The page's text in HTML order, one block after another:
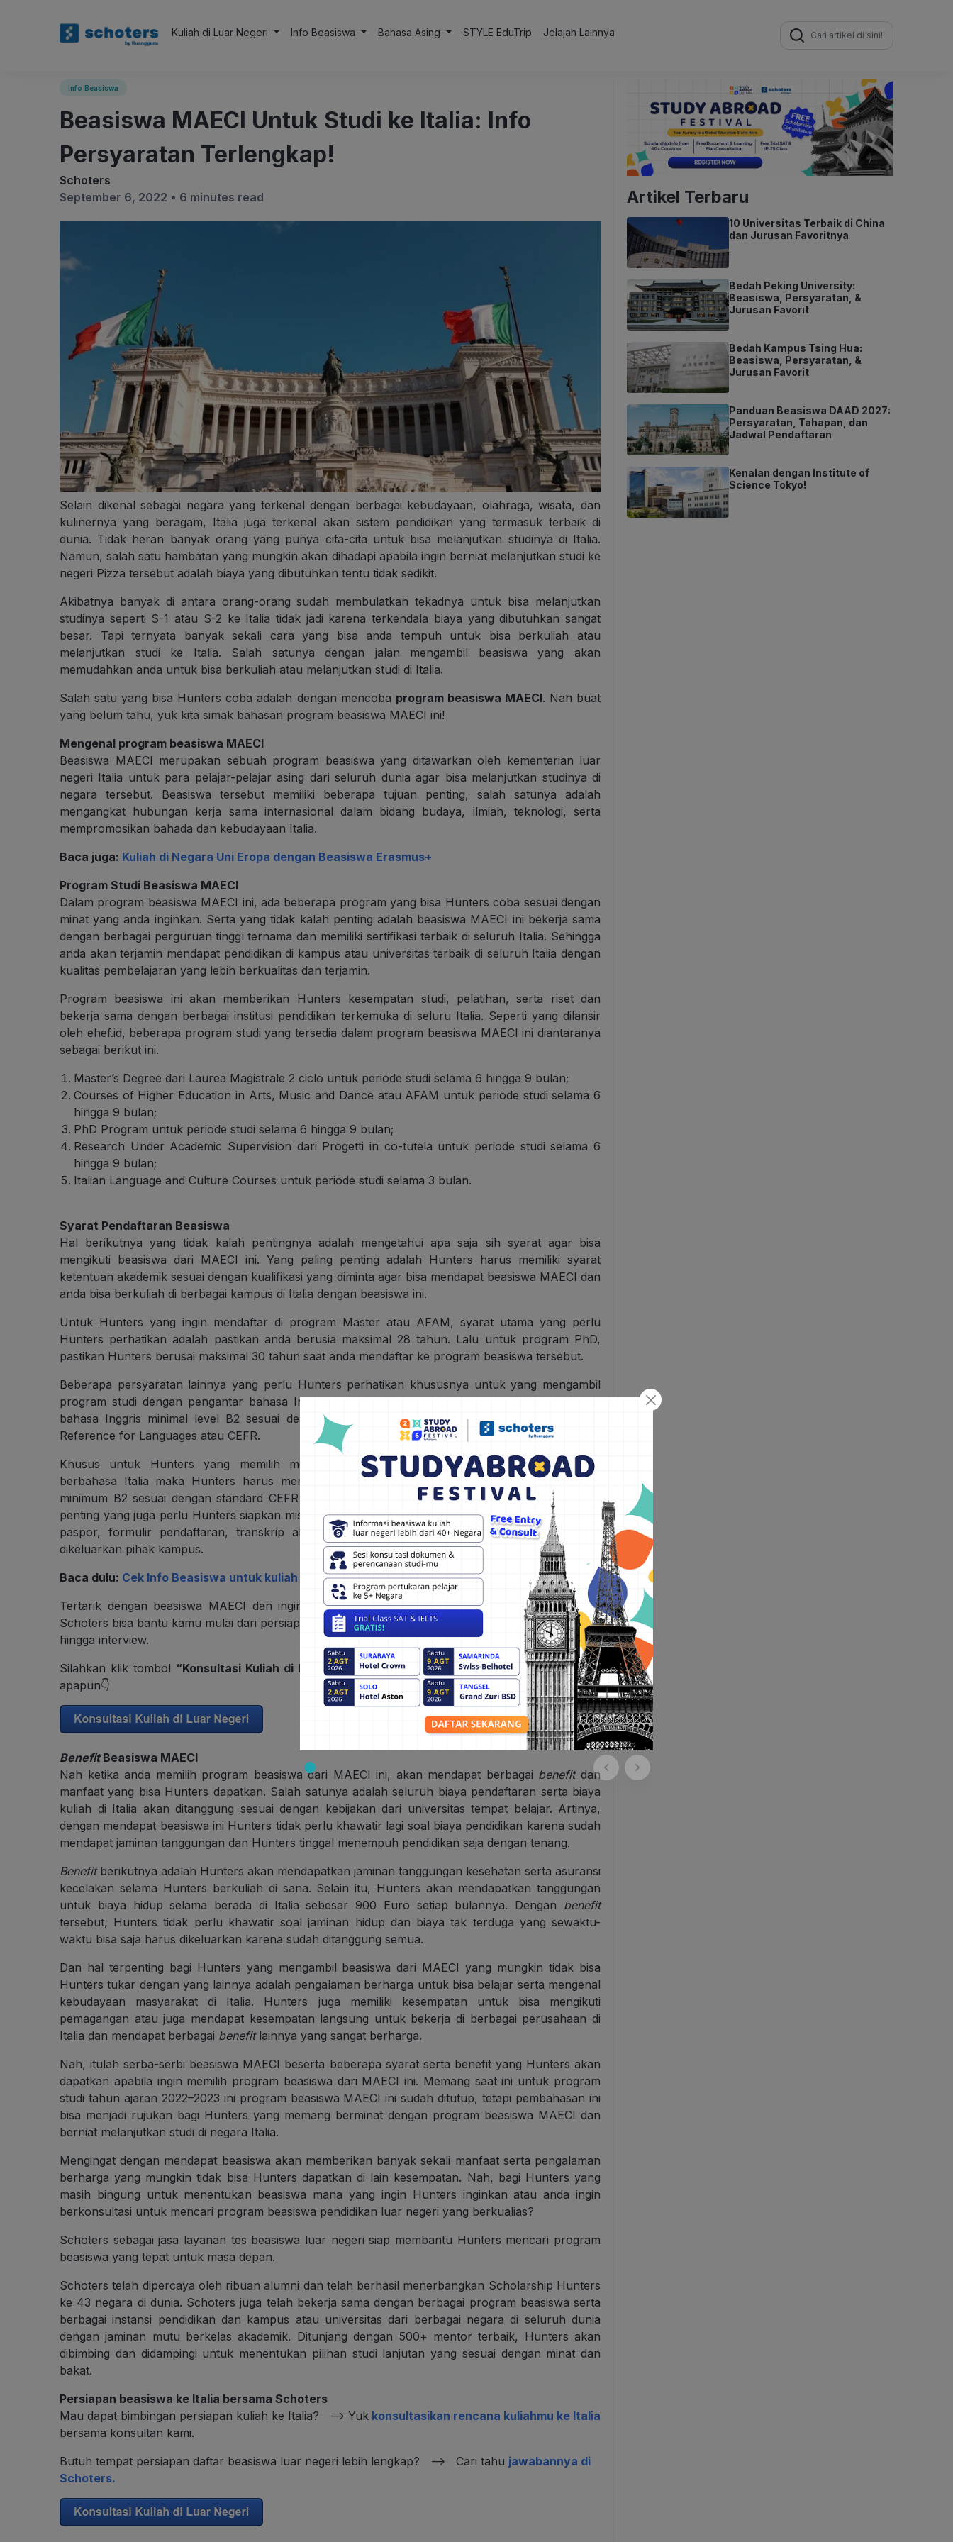
Kuliah di Luar Negeri Info Beasiswa Bahasa Asing STYLE EduTrip Jelajah Lainnya
Search
for:
Info Beasiswa
Beasiswa MAECI Untuk Studi ke Italia: Info
Persyaratan Terlengkap!
Schoters
September 6, 2022 • 6 minutes read
Selain dikenal sebagai negara yang terkenal dengan berbagai kebudayaan, olahraga, wisata, dan
kulinernya yang beragam, Italia juga terkenal akan sistem pendidikan yang termasuk terbaik di
dunia. Tidak heran banyak orang yang punya cita-cita untuk bisa melanjutkan studinya di Italia.
Namun, salah satu hambatan yang mungkin akan dihadapi apabila ingin berniat melanjutkan studi ke
negeri Pizza tersebut adalah biaya yang dibutuhkan tentu tidak sedikit.
Akibatnya banyak di antara orang-orang sudah membulatkan tekadnya untuk bisa melanjutkan
studinya seperti S-1 atau S-2 ke Italia tidak jadi karena terkendala biaya yang dibutuhkan sangat
besar. Tapi ternyata banyak sekali cara yang bisa anda tempuh untuk bisa berkuliah atau
melanjutkan studi ke Italia. Salah satunya dengan jalan mengambil beasiswa yang akan
memudahkan anda untuk bisa berkuliah atau melanjutkan studi di Italia.
Salah satu yang bisa Hunters coba adalah dengan mencoba program beasiswa MAECI. Nah buat
yang belum tahu, yuk kita simak bahasan program beasiswa MAECI ini!
Mengenal program beasiswa MAECI
Beasiswa MAECI merupakan sebuah program beasiswa yang ditawarkan oleh kementerian luar
negeri Italia untuk para pelajar-pelajar asing dari seluruh dunia agar bisa melanjutkan studinya di
negara tersebut. Beasiswa tersebut memiliki beberapa tujuan penting, salah satunya adalah
mengangkat hubungan kerja sama internasional dalam bidang budaya, ilmiah, teknologi, serta
mempromosikan bahada dan kebudayaan Italia.
Baca juga: Kuliah di Negara Uni Eropa dengan Beasiswa Erasmus+
Program Studi Beasiswa MAECI
Dalam program beasiswa MAECI ini, ada beberapa program yang bisa Hunters coba sesuai dengan
minat yang anda inginkan. Serta yang tidak kalah penting adalah beasiswa MAECI ini bekerja sama
dengan berbagai perguruan tinggi ternama dan memiliki sertifikasi terbaik di seluruh Italia. Sehingga
anda akan terjamin mendapat pendidikan di kampus atau universitas terbaik di seluruh Italia dengan
kualitas pembelajaran yang lebih berkualitas dan terjamin.
Program beasiswa ini akan memberikan Hunters kesempatan studi, pelatihan, serta riset dan
bekerja sama dengan berbagai institusi pendidikan terkemuka di seluru Italia. Seperti yang dilansir
oleh ehef.id, beberapa program studi yang tersedia dalam program beasiswa MAECI ini diantaranya
sebagai berikut ini.
Master’s Degree dari Laurea Magistrale 2 ciclo untuk periode studi selama 6 hingga 9 bulan;
Courses of Higher Education in Arts, Music and Dance atau AFAM untuk periode studi selama 6
hingga 9 bulan;
PhD Program untuk periode studi selama 6 hingga 9 bulan;
Research Under Academic Supervision dari Progetti in co-tutela untuk periode studi selama 6
hingga 9 bulan;
Italian Language and Culture Courses untuk periode studi selama 3 bulan.
Syarat Pendaftaran Beasiswa
Hal berikutnya yang tidak kalah pentingnya adalah mengetahui apa saja sih syarat agar bisa
mengikuti beasiswa dari MAECI ini. Yang paling penting adalah Hunters harus memiliki syarat
ketentuan akademik sesuai dengan kualifikasi yang diminta agar bisa mendapat beasiswa MAECI dan
anda bisa berkuliah di berbagai kampus di Italia dengan beasiswa ini.
Untuk Hunters yang ingin mendaftar di program Master atau AFAM, syarat utama yang perlu
Hunters perhatikan adalah pastikan anda berusia maksimal 28 tahun. Lalu untuk program PhD,
pastikan Hunters berusai maksimal 30 tahun saat anda mendaftar ke program beasiswa tersebut.
Beberapa persyaratan lainnya yang perlu Hunters perhatikan khususnya untuk yang mengambil
program studi dengan pengantar bahasa Inggris maka Hunters harus menyertakan sertifikat tes
bahasa Inggris minimal level B2 sesuai dengan standar dari Common European Framework of
Reference for Languages atau CEFR.
Khusus untuk Hunters yang memilih mengambil program studi dengan bahasa pengantar
berbahasa Italia maka Hunters harus menyertakan sertifikat tes berbahasa Italia dengan level
minimum B2 sesuai dengan standard CEFR yang sudah ditetapkan. Selain itu beberapa dokumen
penting yang juga perlu Hunters siapkan misalnya seperti Recommendation Letter dari kampus S-1,
paspor, formulir pendaftaran, transkrip akademik, surat persetujuan, serta ijazah resmi yang
dikeluarkan pihak kampus.
Baca dulu: Cek Info Beasiswa untuk kuliah jenjang PhD di Italia
Tertarik dengan beasiswa MAECI dan ingin berkonsultasi lebih lanjut dengan konsultan expert?
Schoters bisa bantu kamu mulai dari persiapan memilih universitas, beasiswa, persyaratan dokumen
hingga interview.
Silahkan klik tombol “Konsultasi Kuliah di Luar Negeri” di bawah ini dan kamu bisa bebas tanya
apapun👇
BenefitBeasiswa MAECI
Nah ketika anda memilih program beasiswa dari MAECI ini, akan mendapat berbagai benefitdan
manfaat yang bisa Hunters dapatkan. Salah satunya adalah seluruh biaya pendaftaran serta biaya
kuliah di Italia akan ditanggung sesuai dengan kebijakan dari universitas tempat belajar. Artinya,
dengan mendapat beasiswa ini Hunters tidak perlu khawatir lagi soal biaya pendidikan karena sudah
mendapat jaminan tanggungan dan Hunters tinggal menempuh pendidikan saja dengan tenang.
Benefitberikutnya adalah Hunters akan mendapatkan jaminan tanggungan kesehatan serta asuransi
kecelakan selama Hunters berkuliah di sana. Selain itu, Hunters akan mendapatkan tanggungan
untuk biaya hidup selama berada di Italia sebesar 900 Euro setiap bulannya. Dengan benefit
tersebut, Hunters tidak perlu khawatir soal jaminan hidup dan biaya tak terduga yang sewaktu-
waktu bisa saja harus dikeluarkan karena sudah ditanggung semua.
Dan hal terpenting bagi Hunters yang mengambil beasiswa dari MAECI yang mungkin tidak bisa
Hunters tukar dengan yang lainnya adalah pengalaman berharga untuk bisa belajar serta mengenal
kebudayaan masyarakat di Italia. Hunters juga memiliki kesempatan untuk bisa mengikuti
pemagangan atau juga mendapat kesempatan langsung untuk bekerja di berbagai perusahaan di
Italia dan mendapat berbagai benefitlainnya yang sangat berharga.
Nah, itulah serba-serbi beasiswa MAECI beserta beberapa syarat serta benefit yang Hunters akan
dapatkan apabila ingin memilih program beasiswa dari MAECI ini. Memang saat ini untuk program
studi tahun ajaran 2022–2023 ini program beasiswa MAECI ini sudah ditutup, tetapi pembahasan ini
bisa menjadi rujukan bagi Hunters yang memang berminat dengan program beasiswa MAECI dan
berniat melanjutkan studi di negara Italia.
Mengingat dengan mendapat beasiswa akan memberikan banyak sekali manfaat serta pengalaman
berharga yang mungkin tidak bisa Hunters dapatkan di lain kesempatan. Nah, bagi Hunters yang
masih bingung untuk menentukan beasiswa mana yang ingin Hunters inginkan atau anda ingin
berkonsultasi untuk mencari program beasiswa pendidikan luar negeri yang berkualias?
Schoters sebagai jasa layanan tes beasiswa luar negeri siap membantu Hunters mencari program
beasiswa yang tepat untuk masa depan.
Schoters telah dipercaya oleh ribuan alumni dan telah berhasil menerbangkan Scholarship Hunters
ke 43 negara di dunia. Schoters juga telah bekerja sama dengan berbagai program beasiswa serta
berbagai instansi pendidikan dan kampus atau universitas dari berbagai negara di seluruh dunia
dengan jaminan mutu berkelas akademik. Ditunjang dengan 500+ mentor terbaik, Hunters akan
dibimbing dan didampingi untuk menentukan pilihan studi lanjutan yang sesuai dengan minat dan
bakat.
Persiapan beasiswa ke Italia bersama Schoters
Mau dapat bimbingan persiapan kuliah ke Italia? –> Yuk konsultasikan rencana kuliahmu ke Italia
bersama konsultan kami.
Butuh tempat persiapan daftar beasiswa luar negeri lebih lengkap? –> Cari tahu jawabannya di
Schoters.
Artikel Terbaru
10 Universitas Terbaik di China
dan Jurusan Favoritnya
Bedah Peking University:
Beasiswa, Persyaratan, &
Jurusan Favorit
Bedah Kampus Tsing Hua:
Beasiswa, Persyaratan, &
Jurusan Favorit
Panduan Beasiswa DAAD 2027:
Persyaratan, Tahapan, dan
Jadwal Pendaftaran
Kenalan dengan Institute of
Science Tokyo!